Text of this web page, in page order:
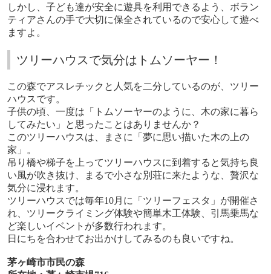
しかし、子ども達が安全に遊具を利用できるよう、ボラン
ティアさんの手で大切に保全されているので安心して遊べ
ますよ。
ツリーハウスで気分はトムソーヤー！
この森でアスレチックと人気を二分しているのが、ツリー
ハウスです。
子供の頃、一度は「トムソーヤーのように、木の家に暮ら
してみたい」と思ったことはありませんか？
このツリーハウスは、まさに「夢に思い描いた木の上の
家」。
吊り橋や梯子を上ってツリーハウスに到着すると気持ち良
い風が吹き抜け、まるで小さな別荘に来たような、贅沢な
気分に浸れます。
ツリーハウスでは毎年10月に「ツリーフェスタ」が開催さ
れ、ツリークライミング体験や簡単木工体験、引馬乗馬な
ど楽しいイベントが多数行われます。
日にちを合わせてお出かけしてみるのも良いですね。
茅ヶ崎市市民の森